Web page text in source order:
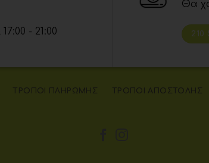
- 21:00
Θα
210
ΤΡΌΠΟΙ ΠΛΗΡΩΜΉΣ ΤΡΌΠΟΙ ΑΠΟΣΤΟΛΉΣ